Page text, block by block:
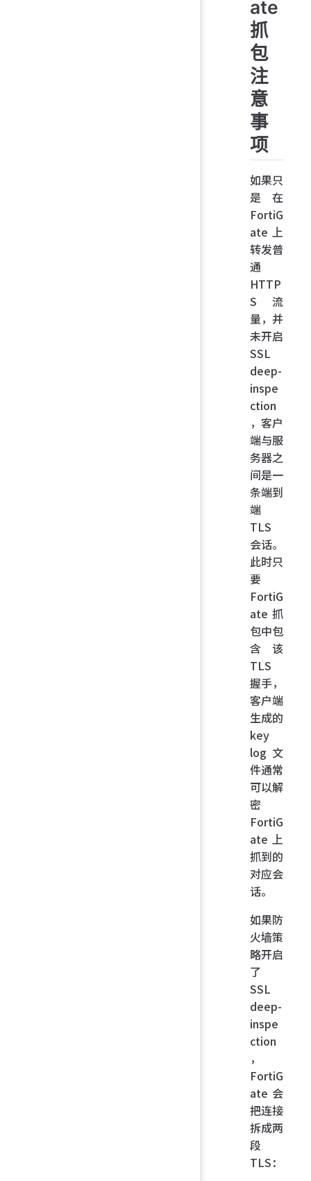
ate
抓
包
注
意
事
项
如果只
是在
FortiG
ate 上
转发普
通
HTTP
S 流
量，并
未开启
SSL
deep-
inspe
ction
，客户
端与服
务器之
间是一
条端到
端
TLS
会话。
此时只
要
FortiG
ate 抓
包中包
含该
TLS
握手，
客户端
生成的
key
log 文
件通常
可以解
密
FortiG
ate 上
抓到的
对应会
话。
如果防
火墙策
略开启
了
SSL
deep-
inspe
ction
，
FortiG
ate 会
把连接
拆成两
段
TLS：